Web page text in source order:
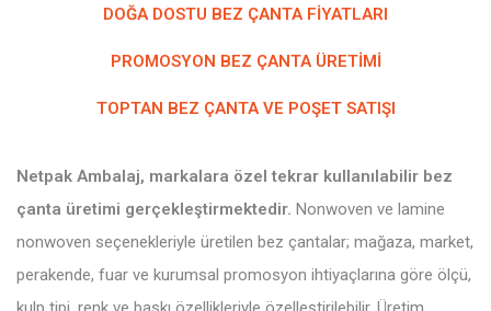
DOĞA DOSTU BEZ ÇANTA FIYATLARI
PROMOSYON BEZ ÇANTA ÜRETIMI
TOPTAN BEZ ÇANTA VE POŞET SATIŞI
Netpak Ambalaj, markalara özel tekrar kullanılabilir bez
çanta üretimi gerçekleştirmektedir. Nonwoven ve lamine
nonwoven seçenekleriyle üretilen bez çantalar; mağaza, market,
perakende, fuar ve kurumsal promosyon ihtiyaçlarına göre ölçü,